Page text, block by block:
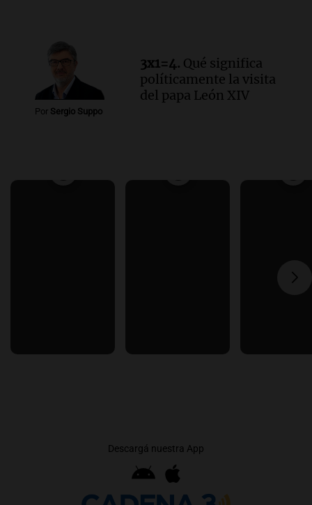
Por Sergio Suppo
3x1=4. Qué significa
políticamente la visita
del papa León XIV
Descargá nuestra App